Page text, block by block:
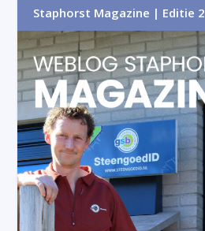
Staphorst Magazine | Editie 2